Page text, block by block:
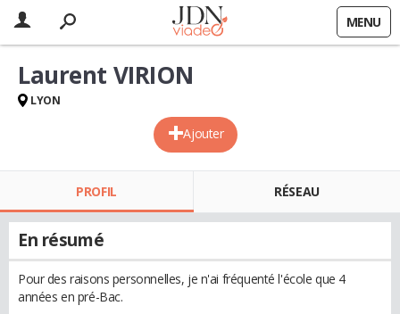
MENU
Ajouter
Laurent VIRION
LYON
PROFIL RÉSEAU
En résumé
Pour des raisons personnelles, je n'ai fréquenté l'école que 4
années en pré-Bac.